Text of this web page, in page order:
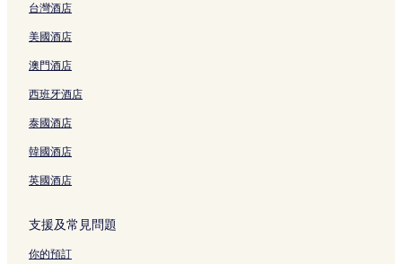
台中龍井火車站附近的酒店
台中的可泊車的酒店
草悟道附近的豪華酒店
高鐵台中站附近的酒店
草悟道附近的商務酒店
弘光科技大學附近的酒店
台中的民宿
台中酒店
台中都會公園附近的酒店
台灣酒店
美國酒店
澳門酒店
西班牙酒店
泰國酒店
韓國酒店
英國酒店
支援及常見問題
你的預訂